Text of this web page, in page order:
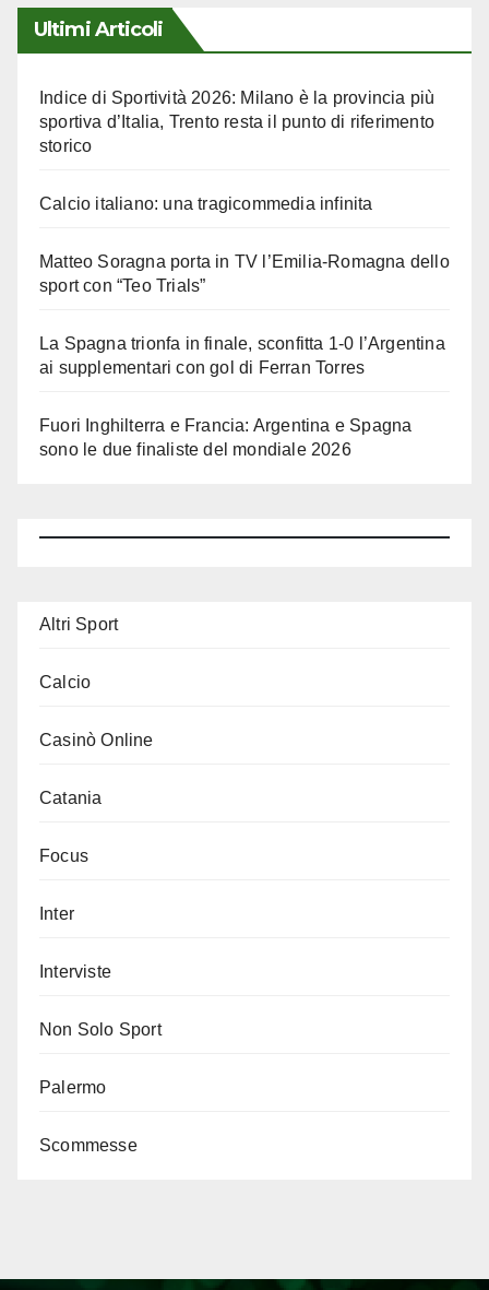
Ultimi Articoli
Indice di Sportività 2026: Milano è la provincia più
sportiva d’Italia, Trento resta il punto di riferimento
storico
Calcio italiano: una tragicommedia infinita
Matteo Soragna porta in TV l’Emilia-Romagna dello
sport con “Teo Trials”
La Spagna trionfa in finale, sconfitta 1-0 l’Argentina
ai supplementari con gol di Ferran Torres
Fuori Inghilterra e Francia: Argentina e Spagna
sono le due finaliste del mondiale 2026
Altri Sport
Calcio
Casinò Online
Catania
Focus
Inter
Interviste
Non Solo Sport
Palermo
Scommesse